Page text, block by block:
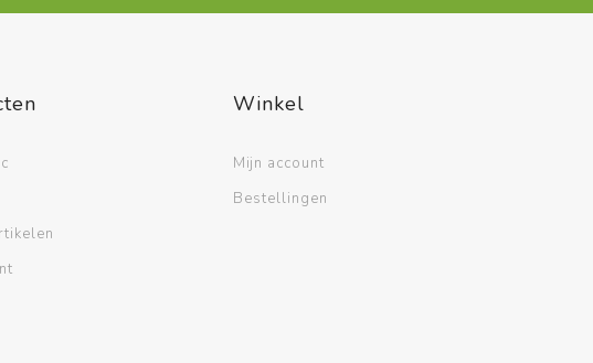
Winkel
Mijn account
Bestellingen